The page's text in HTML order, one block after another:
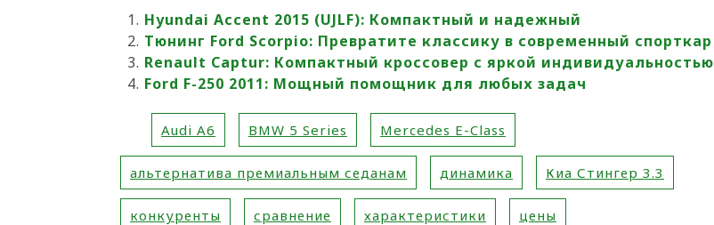
Hyundai Accent 2015 (UJLF): Компактный и надежный
Тюнинг Ford Scorpio: Превратите классику в современный спорткар
Renault Captur: Компактный кроссовер с яркой индивидуальностью
Ford F-250 2011: Мощный помощник для любых задач
Audi A6 BMW 5 Series Mercedes E-Class
альтернатива премиальным седанам динамика Киа Стингер 3.3
конкуренты сравнение характеристики цены